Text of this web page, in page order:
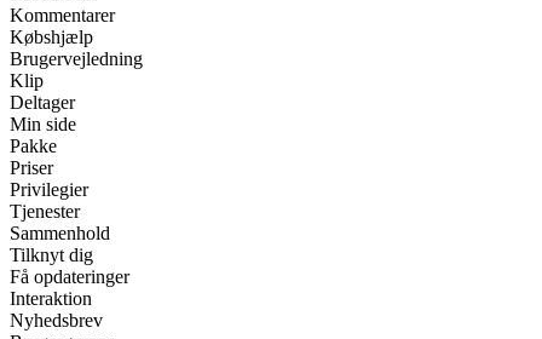
Kommentarer
Købshjælp
Brugervejledning
Klip
Deltager
Min side
Pakke
Priser
Privilegier
Tjenester
Sammenhold
Tilknyt dig
Få opdateringer
Interaktion
Nyhedsbrev